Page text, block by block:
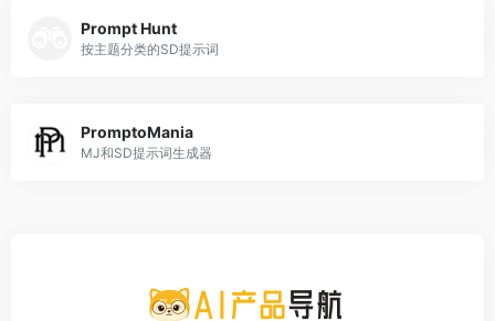
Prompt Hunt
按主题分类的SD提示词
PromptoMania
MJ和SD提示词生成器